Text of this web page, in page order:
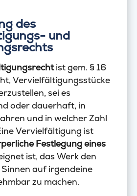
des
und
ist gem. § 16
Vervielfältigungsstücke
sei es
oder dauerhaft, in
und in welcher Zahl
Vervielfältigung ist
Festlegung eines
ist, das Werk den
auf irgendeine
zu machen.